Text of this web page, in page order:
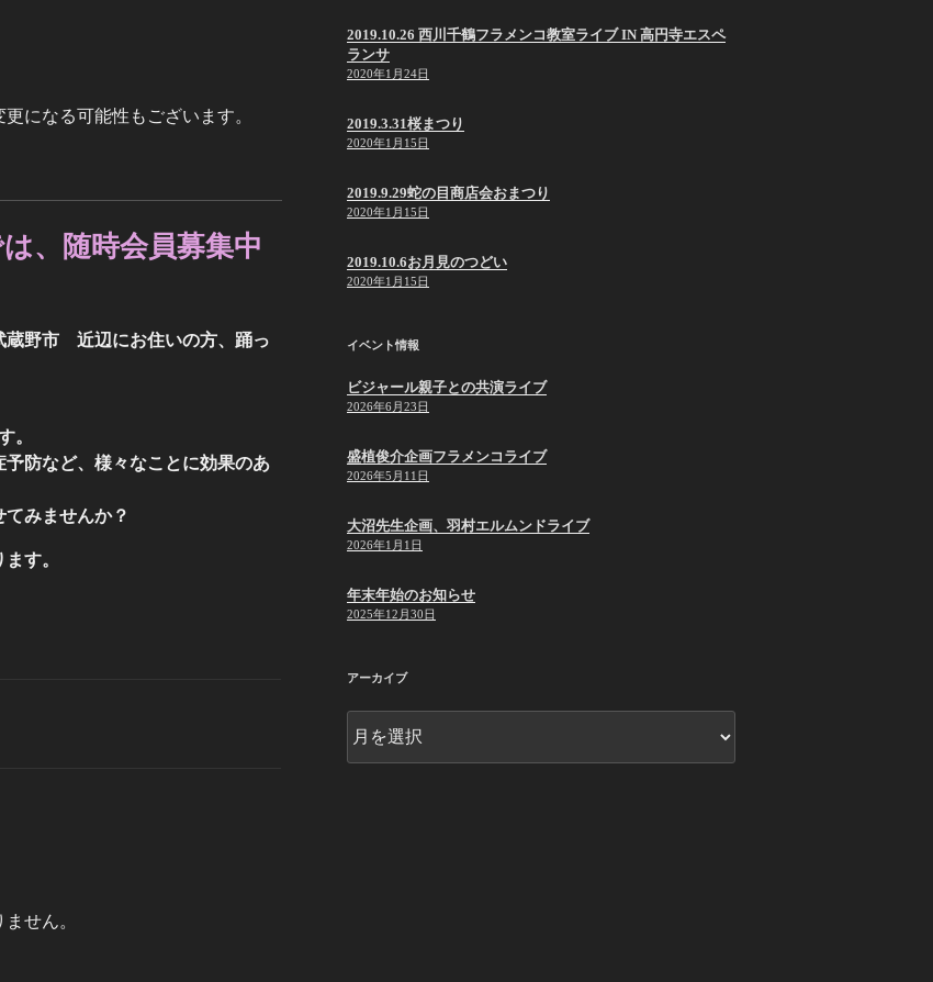
になる可能性もございます。
、随時会員募集中
市 近辺にお住いの方、踊っ
。
防など、様々なことに効果のあ
みませんか？
す。
せん。
2019.10.26 西川千鶴フラメンコ教室ライブ IN 高円寺エスペ
ランサ
2020年1月24日
2019.3.31桜まつり
2020年1月15日
2019.9.29蛇の目商店会おまつり
2020年1月15日
2019.10.6お月見のつどい
2020年1月15日
イベント情報
ビジャール親子との共演ライブ
2026年6月23日
盛植俊介企画フラメンコライブ
2026年5月11日
大沼先生企画、羽村エルムンドライブ
2026年1月1日
年末年始のお知らせ
2025年12月30日
アーカイブ
ー